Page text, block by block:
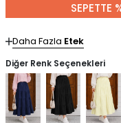
Daha Fazla Etek
Diğer Renk Seçenekleri